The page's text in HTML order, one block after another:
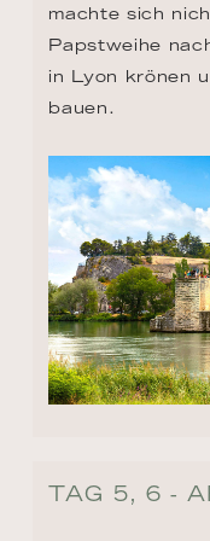
machte sich
Papstweihe
in Lyon krönen
bauen.
TAG 5, 6 -